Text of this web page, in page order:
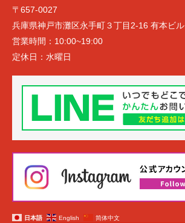
〒657-0027
兵庫県神戸市灘区永手町３丁目2-16 有本ビル
営業時間： 10:00~19:00
定休日： 水曜日
日本語 English 简体中文